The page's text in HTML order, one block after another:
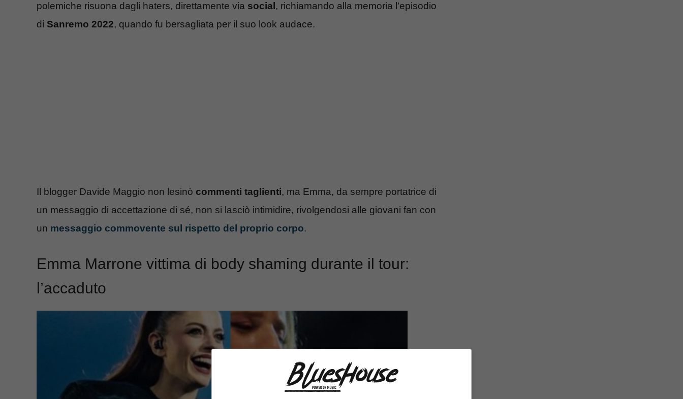
polemiche risuona dagli haters, direttamente via social , richiamando alla memoria l’episodio
di Sanremo 2022, quando fu bersagliata per il suo look audace.
Il blogger Davide Maggio non lesinò commenti taglienti, ma Emma, da sempre portatrice di
un messaggio di accettazione di sé, non si lasciò intimidire, rivolgendosi alle giovani fan con
un messaggio commovente sul rispetto del proprio corpo.
Emma Marrone vittima di body shaming durante il tour:
l’accaduto